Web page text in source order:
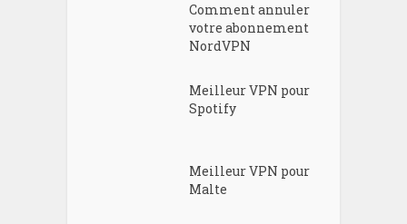
Comment annuler
votre abonnement
NordVPN
Meilleur VPN pour
Spotify
Meilleur VPN pour
Malte